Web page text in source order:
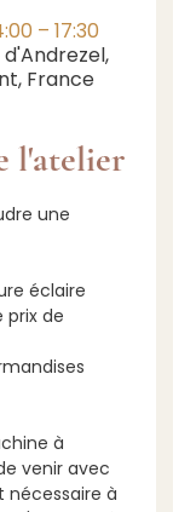
– 17:30
France
l'atelier
une
éclaire
prix de
à
venir avec
nécessaire à